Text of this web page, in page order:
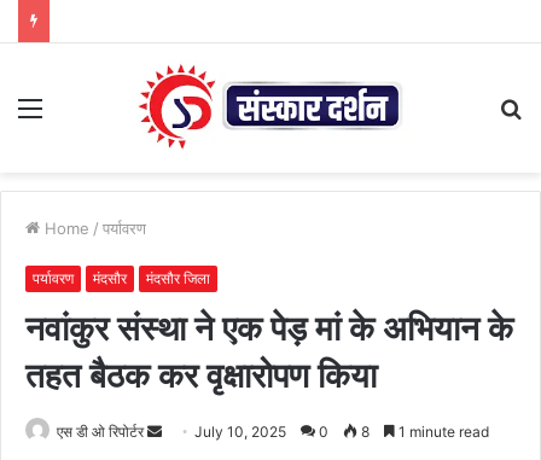
Menu
Home / पर्यावरण
पर्यावरण मंदसौर मंदसौर जिला
नवांकुर संस्था ने एक पेड़ मां के अभियान के
तहत बैठक कर वृक्षारोपण किया
एस डी ओ रिपोर्टर
Send July 10, 2025 0 8 1 minute read